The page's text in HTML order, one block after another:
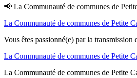
📢 La Communauté de communes de
La Communauté de communes de Petite
Vous êtes passionné(e) par la transmission
La Communauté de communes de Petite
La Communauté de communes de Petite